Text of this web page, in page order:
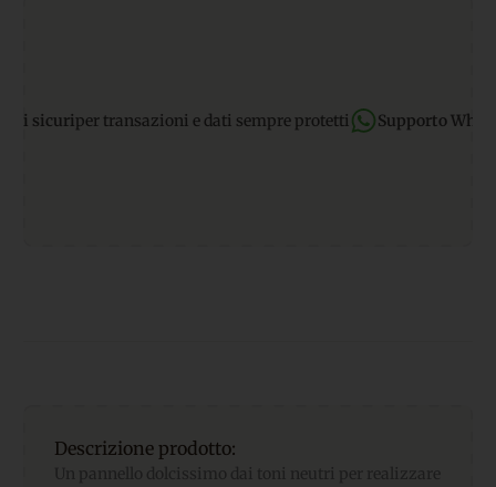
sicuriper transazioni e dati sempre protetti Supporto
Descrizione prodotto: